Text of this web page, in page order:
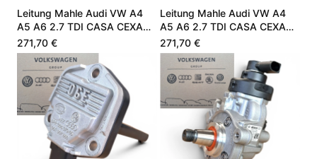
Leitung Mahle Audi VW A4
A5 A6 2.7 TDI CASA CEXA
059129711DC
271,70 €
Leitung Mahle Audi VW A4
A5 A6 2.7 TDI CASA CEXA
059129711DC
271,70 €